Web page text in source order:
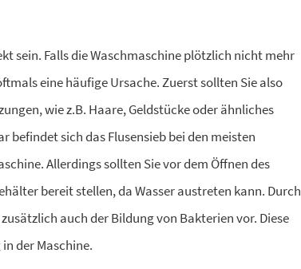
sein. Falls die Waschmaschine plötzlich nicht mehr
eine häufige Ursache. Zuerst sollten Sie also
wie z.B. Haare, Geldstücke oder ähnliches
befindet sich das Flusensieb bei den meisten
Allerdings sollten Sie vor dem Öffnen des
bereit stellen, da Wasser austreten kann. Durch
auch der Bildung von Bakterien vor. Diese
der Maschine.